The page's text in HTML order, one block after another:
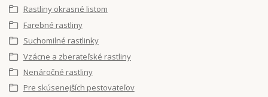
Rastliny okrasné listom
Farebné rastliny
Suchomilné rastlinky
Vzácne a zberateľské rastliny
Nenáročné rastliny
Pre skúsenejších pestovateľov